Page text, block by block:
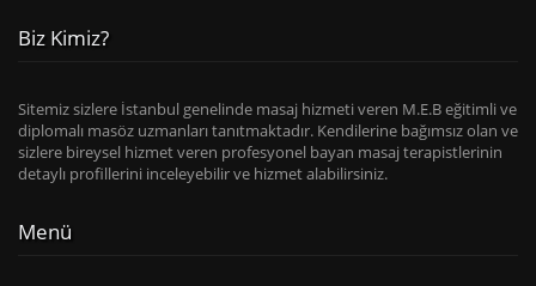
Biz Kimiz?
Sitemiz sizlere İstanbul genelinde masaj hizmeti veren M.E.B eğitimli ve
diplomalı masöz uzmanları tanıtmaktadır. Kendilerine bağımsız olan ve
sizlere bireysel hizmet veren profesyonel bayan masaj terapistlerinin
detaylı profillerini inceleyebilir ve hizmet alabilirsiniz.
Menü